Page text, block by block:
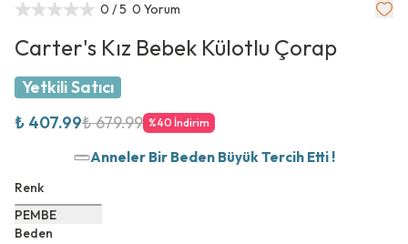
0 / 5 0 Yorum
Carter's Kız Bebek Külotlu Çorap
Yetkili Satıcı
₺ 407.99₺ 679.99 %40 İndirim
Anneler Bir Beden Büyük Tercih Etti !
Renk
PEMBE
Beden